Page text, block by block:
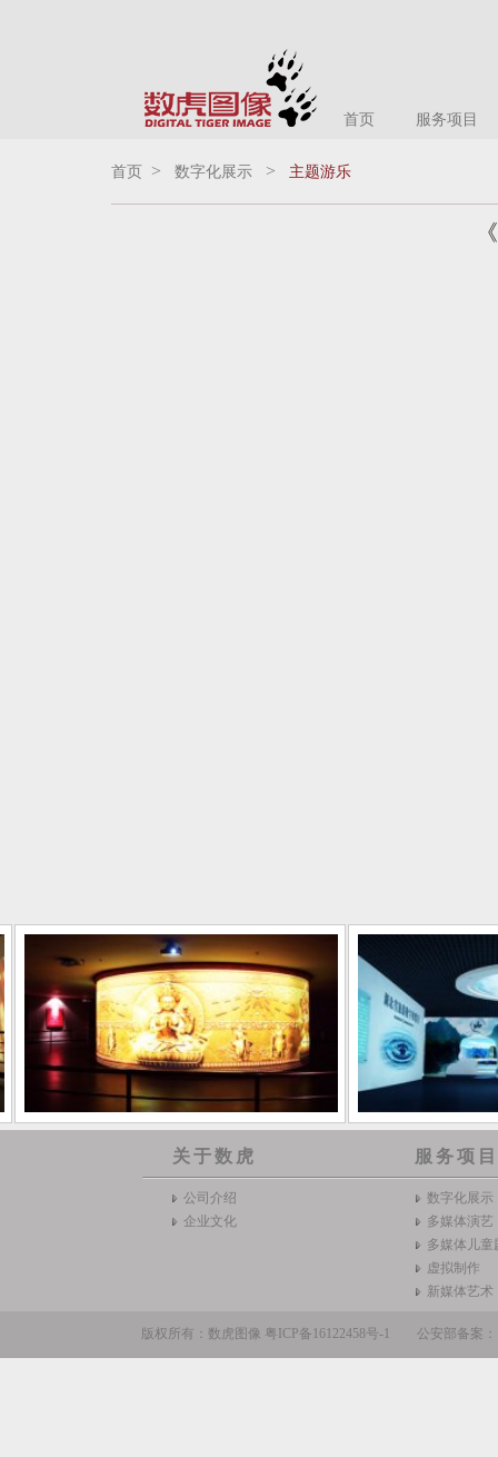
首页 服务项目
首页 > 数字化展示 > 主题游乐
关于数虎 服务项目
公司介绍
企业文化
数字化展示
多媒体演艺
多媒体儿童
虚拟制作
新媒体艺术
版权所有：数虎图像 粤ICP备16122458号-1 公安部备案：